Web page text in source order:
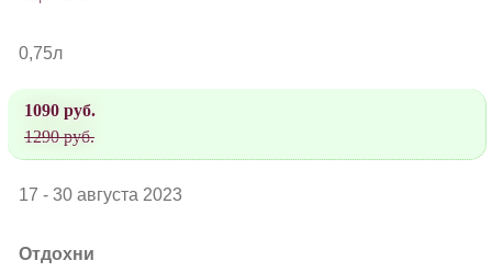
0,75л
1090 руб.
1290 руб.
17 - 30 августа 2023
Отдохни